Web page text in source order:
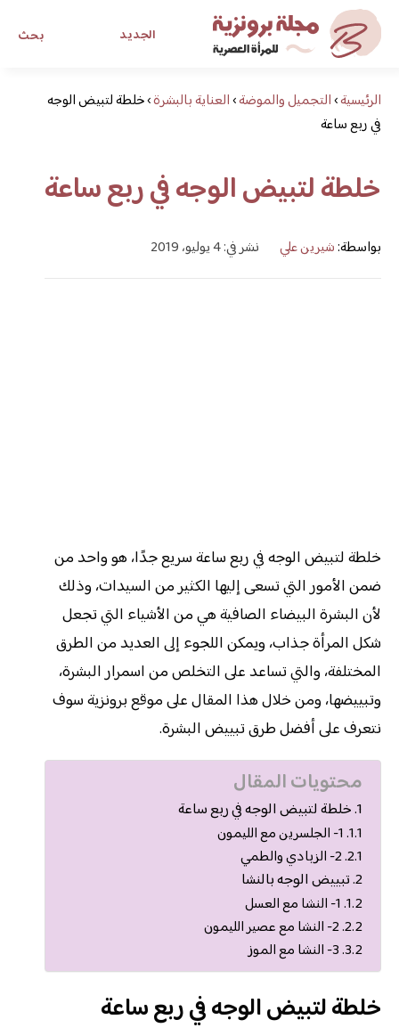
بحث الجديد
مجلة برونزية للفتاة العصريةالرئيسية›التجميل والموضة›العناية بالبشرة›خلطة لتبيض الوجه
في ربع ساعة
خلطة لتبيض الوجه في ربع ساعة
بواسطة:شيرين علي نشر في: 4 يوليو، 2019
خلطة لتبيض الوجه في ربع ساعة سريع جدًا، هو واحد من
ضمن الأمور التي تسعى إليها الكثير من السيدات، وذلك
لأن البشرة البيضاء الصافية هي من الأشياء التي تجعل
شكل المرأة جذاب، ويمكن اللجوء إلى العديد من الطرق
المختلفة، والتي تساعد على التخلص من اسمرار البشرة،
وتبييضها، ومن خلال هذا المقال على موقع برونزية سوف
نتعرف على أفضل طرق تبييض البشرة.
محتويات المقال
خلطة لتبيض الوجه في ربع ساعة
1- الجلسرين مع الليمون
2- الزبادي والطمي
تبييض الوجه بالنشا
1- النشا مع العسل
2- النشا مع عصير الليمون
3- النشا مع الموز
خلطة لتبيض الوجه في ربع ساعة